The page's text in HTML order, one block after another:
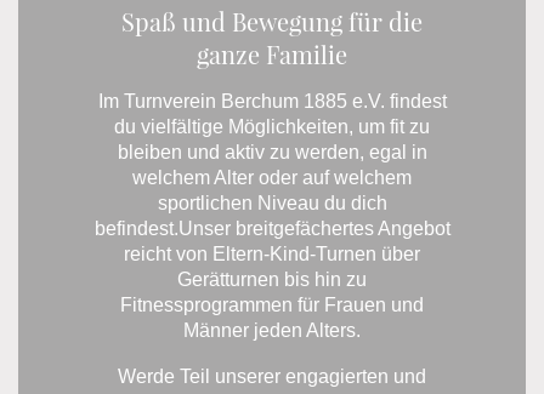
Spaß und Bewegung für die
ganze Familie
Im Turnverein Berchum 1885 e.V. findest
du vielfältige Möglichkeiten, um fit zu
bleiben und aktiv zu werden, egal in
welchem Alter oder auf welchem
sportlichen Niveau du dich
befindest.Unser breitgefächertes Angebot
reicht von Eltern-Kind-Turnen über
Gerätturnen bis hin zu
Fitnessprogrammen für Frauen und
Männer jeden Alters.
Werde Teil unserer engagierten und